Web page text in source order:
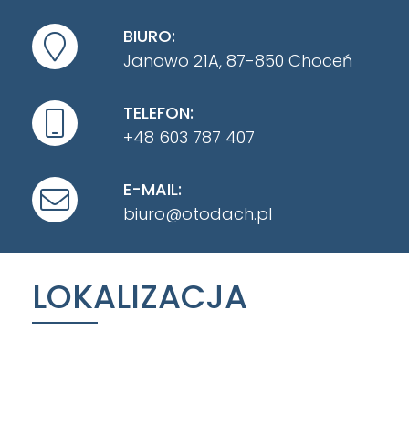
BIURO:
Janowo 21A, 87-850 Choceń
TELEFON:
+48 603 787 407
E-MAIL:
biuro@otodach.pl
LOKALIZACJA